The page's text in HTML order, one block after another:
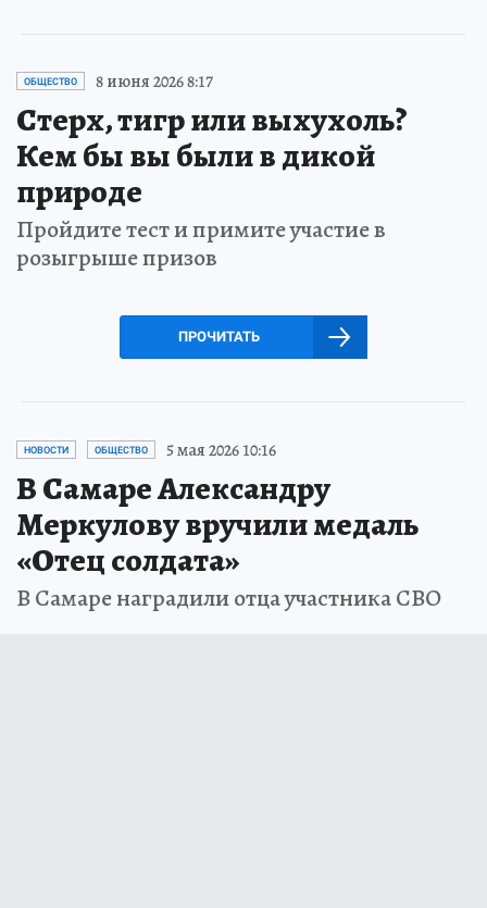
ОБЩЕСТВО 8 июня 2026 8:17
Стерх, тигр или выхухоль?
Кем бы вы были в дикой
природе
Пройдите тест и примите участие в
розыгрыше призов
ПРОЧИТАТЬ
НОВОСТИ ОБЩЕСТВО 5 мая 2026 10:16
В Самаре Александру
Меркулову вручили медаль
«Отец солдата»
В Самаре наградили отца участника СВО